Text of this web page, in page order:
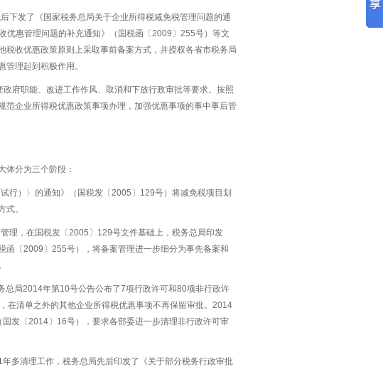
下发了《国家税务总局关于企业所得税减免税管理问题的通
优惠管理问题的补充通知》（国税函〔2009〕255号）等文
收优惠政策原则上采取事前备案方式，并授权各省市税务局
理起到积极作用。
府职能、改进工作作风、取消和下放行政审批等要求。按照
企业所得税优惠政策事项办理，加强优惠事项的事中事后管
体分为三个阶段：
行）〉的通知》（国税发〔2005〕129号）将减免税项目划
。
理，在国税发〔2005〕129号文件基础上，税务总局印发
函〔2009〕255号），将备案管理进一步细分为事先备案和
局2014年第10号公告公布了7项行政许可和80项非行政许
在清单之外的其他企业所得税优惠事项不再保留审批。2014
发〔2014〕16号），要求各部委进一步清理非行政许可审
多清理工作，税务总局先后印发了《关于部分税务行政审批